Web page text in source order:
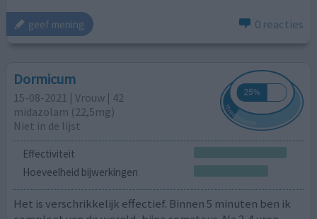
geef mening 0 reacties
Dormicum
15-08-2021 | Vrouw | 42
midazolam (22,5mg)
Niet in de lijst
Effectiviteit
Hoeveelheid bijwerkingen
Het is verschrikkelijk effectief. Binnen 5 minuten ben ik